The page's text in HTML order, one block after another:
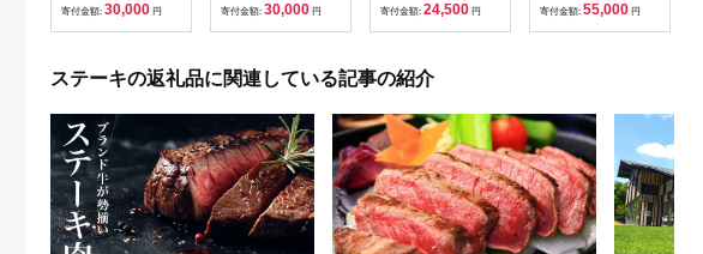
寄付金額: 30,000 円 寄付金額: 30,000 円 寄付金額: 24,500 円 寄付金額: 55,000 円
ステーキの返礼品に関連している記事の紹介